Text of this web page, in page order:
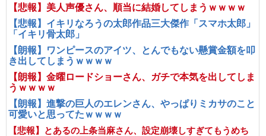
【悲報】美人声優さん、順当に結婚してしまうｗｗｗｗ
【悲報】イキリなろうの太郎作品三大傑作「スマホ太郎」
「イキリ骨太郎」
【朗報】ワンピースのアイツ、とんでもない懸賞金額を叩
き出してしまうｗｗｗｗ
【朗報】金曜ロードショーさん、ガチで本気を出してしま
うｗｗｗｗ
【朗報】進撃の巨人のエレンさん、やっぱりミカサのこと
可愛いと思ってたｗｗｗｗ
【悲報】とあるの上条当麻さん、設定崩壊しすぎてもうめち